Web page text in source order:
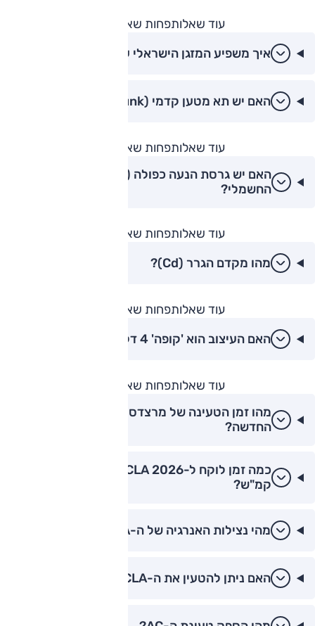
עוד שאלותפחות שאלות
איך משפיע המזגן הישראלי על הטווח?
האם יש תא מטען קדמי (Frunk)?
עוד שאלותפחות שאלות
החשמלי?
עוד שאלותפחות שאלות
מהו מקדם הגרר (Cd)?
עוד שאלותפחות שאלות
האם העיצוב הוא 'קופה' 4 דלתות?
עוד שאלותפחות שאלות
החדשה?
קמ"ש?
מהי נצילות האנרגיה של ה-CLA החדשה?
האם ניתן להטעין את ה-CLA משקע ביתי?